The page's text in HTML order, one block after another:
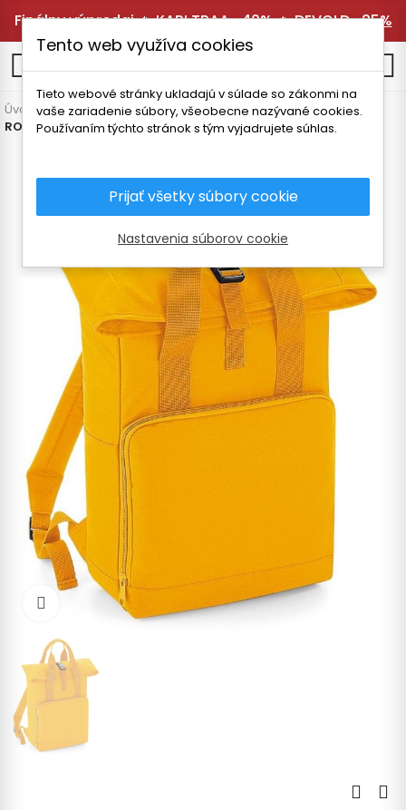
Finálny výpredaj 🔥KARI TRAA -40%🔥DEVOLD -25%
Úvodná stránka Vybavenie Batohy a batožina
Voľný čas
ROLOVACÍ BATOH BAGBASE 14l
Kliknite pre zväčšenie
Tento web využíva cookies
Tieto webové stránky ukladajú v súlade so zákonmi na
vaše zariadenie súbory, všeobecne nazývané cookies.
Používaním týchto stránok s tým vyjadrujete súhlas.
Prijať všetky súbory cookie
Nastavenia súborov cookie